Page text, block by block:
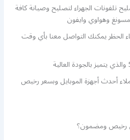
الجهراء لتصليح وصيانة كافة
وهواوي وايفون
الحظر يمكنك التواصل معنا بأي وقت
أحدث أجهزة الموبايل وبسعر رخيص
رخيص ومضمون؟